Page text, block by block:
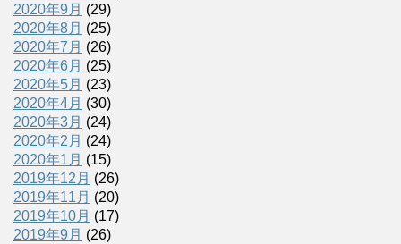
2020年9月 (29)
2020年8月 (25)
2020年7月 (26)
2020年6月 (25)
2020年5月 (23)
2020年4月 (30)
2020年3月 (24)
2020年2月 (24)
2020年1月 (15)
2019年12月 (26)
2019年11月 (20)
2019年10月 (17)
2019年9月 (26)